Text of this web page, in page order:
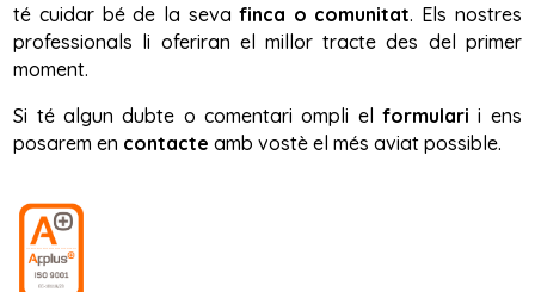
té cuidar bé de la seva finca o comunitat. Els nostres
professionals li oferiran el millor tracte des del primer
moment.
Si té algun dubte o comentari ompli elformulari i ens
posarem en contacte amb vostè el més aviat possible.